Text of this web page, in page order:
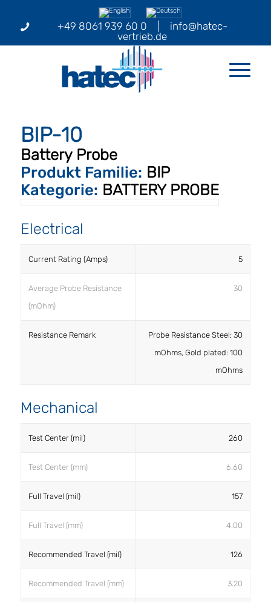
+49 8061 939 60 0
info@hatec-
vertrieb.de
BIP-10
Battery Probe
Produkt Familie: BIP
Kategorie: BATTERY PROBE
Electrical
Current Rating (Amps) 5
Average Probe Resistance
(mOhm)
30
Resistance Remark
Probe Resistance Steel: 30
mOhms, Gold plated: 100
mOhms
Mechanical
Test Center (mil) 260
Test Center (mm) 6.60
Full Travel (mil) 157
Full Travel (mm) 4.00
Recommended Travel (mil) 126
Recommended Travel (mm) 3.20